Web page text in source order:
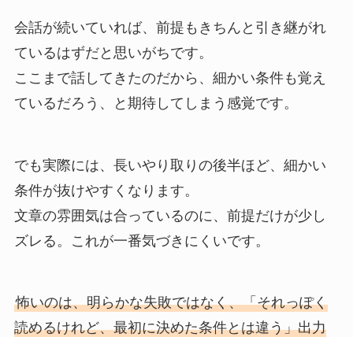
会話が続いていれば、前提もきちんと引き継がれ
ているはずだと思いがちです。
ここまで話してきたのだから、細かい条件も覚え
ているだろう、と期待してしまう感覚です。
でも実際には、長いやり取りの後半ほど、細かい
条件が抜けやすくなります。
文章の雰囲気は合っているのに、前提だけが少し
ズレる。これが一番気づきにくいです。
怖いのは、明らかな失敗ではなく、「それっぽく
読めるけれど、最初に決めた条件とは違う」出力